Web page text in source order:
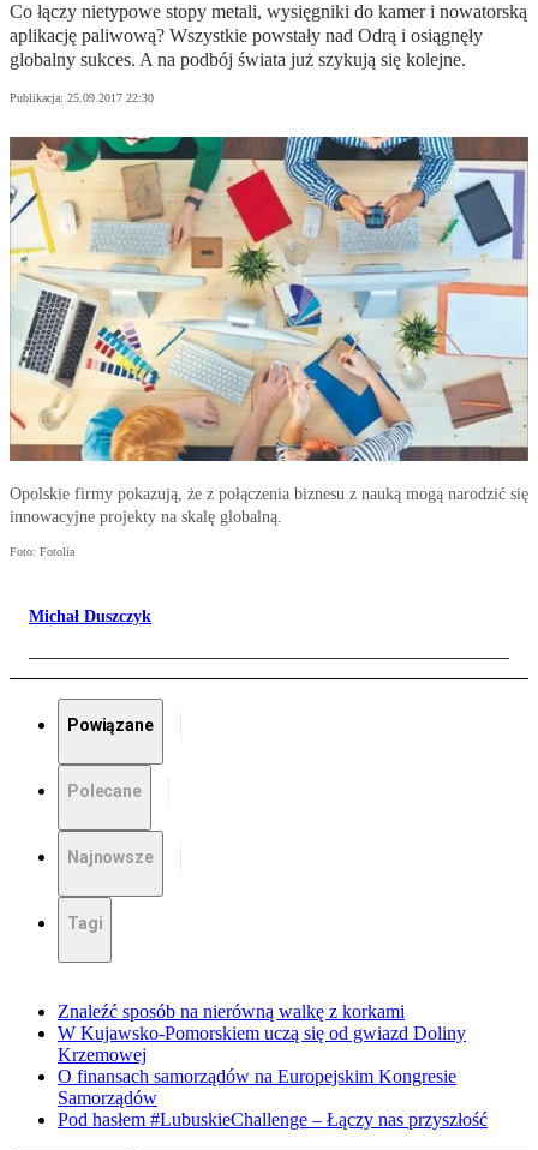
Co łączy nietypowe stopy metali, wysięgniki do kamer i nowatorską
aplikację paliwową? Wszystkie powstały nad Odrą i osiągnęły
globalny sukces. A na podbój świata już szykują się kolejne.
Publikacja: 25.09.2017 22:30
Opolskie firmy pokazują, że z połączenia biznesu z nauką mogą narodzić się
innowacyjne projekty na skalę globalną.
Foto: Fotolia
Michał Duszczyk
Powiązane
Polecane
Najnowsze
Tagi
Znaleźć sposób na nierówną walkę z korkami
W Kujawsko-Pomorskiem uczą się od gwiazd Doliny
Krzemowej
O finansach samorządów na Europejskim Kongresie
Samorządów
Pod hasłem #LubuskieChallenge – Łączy nas przyszłość